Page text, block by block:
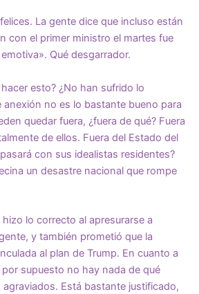
La gente dice que incluso están
con el primer ministro el martes fue
Qué desgarrador.
esto? ¿No han sufrido lo
anexión no es lo bastante bueno para
quedar fuera, ¿fuera de qué? Fuera
de ellos. Fuera del Estado del
con sus idealistas residentes?
un desastre nacional que rompe
lo correcto al apresurarse a
y también prometió que la
al plan de Trump. En cuanto a
supuesto no hay nada de qué
agraviados. Está bastante justificado,